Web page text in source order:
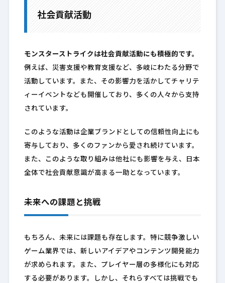
社会貢献活動
モンスターストライクは社会貢献活動にも積極的です。
例えば、災害支援や教育支援など、多岐にわたる分野で
活動しています。また、その影響力を活かしてチャリテ
ィーイベントなども開催しており、多くの人々から支持
されています。
このような活動は企業ブランドとしての信頼性向上にも
寄与しており、多くのファンから愛され続けています。
また、このような取り組みは他社にも影響を与え、日本
全体で社会貢献意識が高まる一助となっています。
未来への課題と挑戦
もちろん、未来には課題も存在します。特に競争激しい
ゲーム業界では、新しいアイデアやコンテンツ開発能力
が求められます。また、プレイヤー層の多様化にも対応
する必要があります。しかし、それらすべては挑戦でも